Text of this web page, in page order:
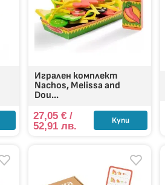
Игрален комплект
Nachos, Melissa and
Dou...
27,05 €/
52,91 лв.
Купи